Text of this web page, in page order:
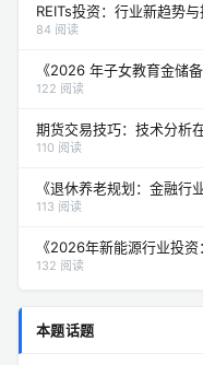
REITs投资：行业新趋势
84 阅读
《2026 年子女教育金储
122 阅读
期货交易技巧：技术分析
110 阅读
《退休养老规划：金融行
113 阅读
《2026年新能源行业投
132 阅读
本题话题